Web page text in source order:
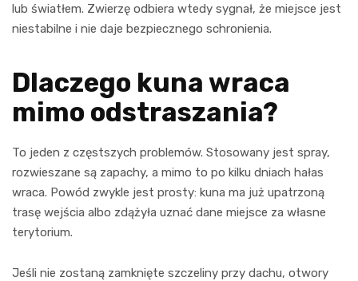
lub światłem. Zwierzę odbiera wtedy sygnał, że miejsce jest
niestabilne i nie daje bezpiecznego schronienia.
Dlaczego kuna wraca
mimo odstraszania?
To jeden z częstszych problemów. Stosowany jest spray,
rozwieszane są zapachy, a mimo to po kilku dniach hałas
wraca. Powód zwykle jest prosty: kuna ma już upatrzoną
trasę wejścia albo zdążyła uznać dane miejsce za własne
terytorium.
Jeśli nie zostaną zamknięte szczeliny przy dachu, otwory